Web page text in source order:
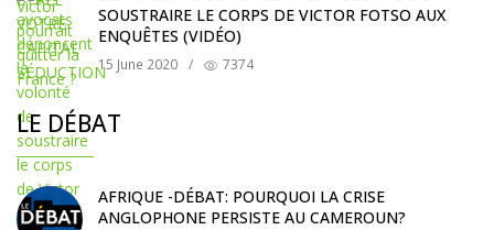
SOUSTRAIRE LE CORPS DE VICTOR FOTSO AUX
ENQUÊTES (VIDÉO)
15 June 2020 / 7374
LE DÉBAT
AFRIQUE -DÉBAT: POURQUOI LA CRISE
ANGLOPHONE PERSISTE AU CAMEROUN?